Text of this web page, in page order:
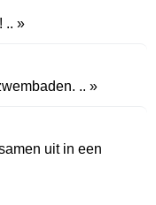
.. »
.. »
uit in een